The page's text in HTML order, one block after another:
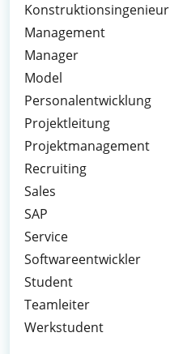
Konstruktionsingenieur
Management
Manager
Model
Personalentwicklung
Projektleitung
Projektmanagement
Recruiting
Sales
SAP
Service
Softwareentwickler
Student
Teamleiter
Werkstudent